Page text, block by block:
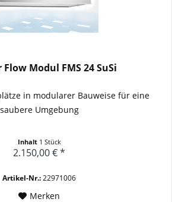
Modul FMS 24 SuSi
in modularer Bauweise für eine
saubere Umgebung
Inhalt 1 Stück
2.150,00 € *
Artikel-Nr.:22971006
Merken